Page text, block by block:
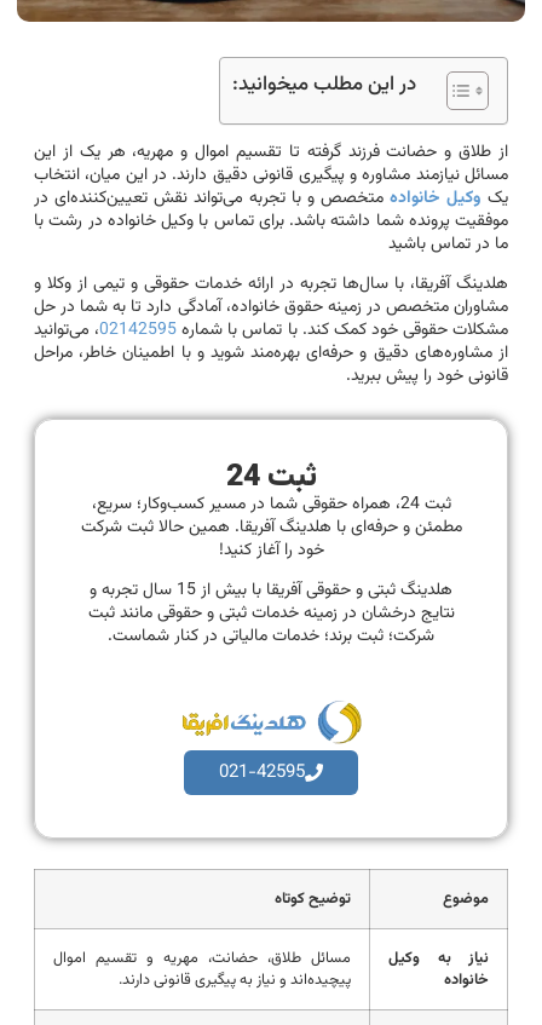
در این مطلب میخوانید:
از طلاق و حضانت فرزند گرفته تا تقسیم اموال و مهریه، هر یک از این
مسائل نیازمند مشاوره و پیگیری قانونی دقیق دارند. در این میان، انتخاب
یک وکیل خانواده متخصص و با تجربه می‌تواند نقش تعیین‌کننده‌ای در
موفقیت پرونده شما داشته باشد. برای تماس با وکیل خانواده در رشت با
ما در تماس باشید
هلدینگ آفریقا، با سال‌ها تجربه در ارائه خدمات حقوقی و تیمی از وکلا و
مشاوران متخصص در زمینه حقوق خانواده، آمادگی دارد تا به شما در حل
مشکلات حقوقی خود کمک کند. با تماس با شماره02142595، می‌توانید
از مشاوره‌های دقیق و حرفه‌ای بهره‌مند شوید و با اطمینان خاطر، مراحل
قانونی خود را پیش ببرید.
ثبت 24
ثبت 24، همراه حقوقی شما در مسیر کسب‌وکار؛ سریع،
مطمئن و حرفه‌ای با هلدینگ آفریقا. همین حالا ثبت شرکت
خود را آغاز کنید!
هلدینگ ثبتی و حقوقی آفریقا با بیش از 15 سال تجربه و
نتایج درخشان در زمینه خدمات ثبتی و حقوقی مانند ثبت
شرکت؛ ثبت برند؛ خدمات مالیاتی در کنار شماست.
021-42595
موضوع توضیح کوتاه
نیاز به وکیل
خانواده
مسائل طلاق، حضانت، مهریه و تقسیم اموال
پیچیده‌اند و نیاز به پیگیری قانونی دارند.